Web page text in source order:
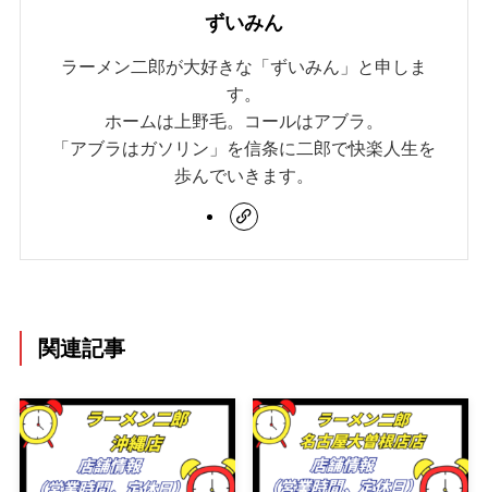
ずいみん
ラーメン二郎が大好きな「ずいみん」と申しま
す。
ホームは上野毛。コールはアブラ。
「アブラはガソリン」を信条に二郎で快楽人生を
歩んでいきます。
関連記事